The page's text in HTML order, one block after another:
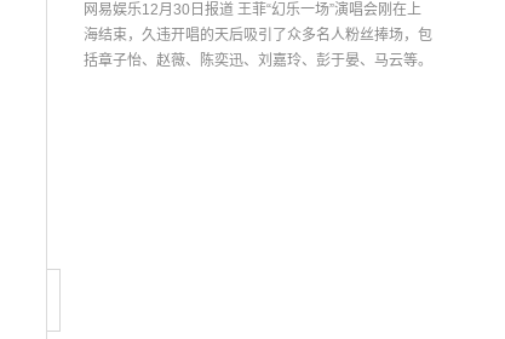
网易娱乐12月30日报道 王菲“幻乐一场”演唱会刚在上
海结束，久违开唱的天后吸引了众多名人粉丝捧场，包
括章子怡、赵薇、陈奕迅、刘嘉玲、彭于晏、马云等。